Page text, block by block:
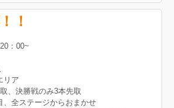
！
：00~
リア
戦のみ3本先取
ージからおまかせ